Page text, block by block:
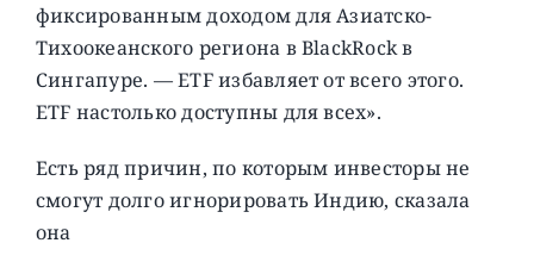
фиксированным доходом для Азиатско-
Тихоокеанского региона в BlackRock в
Сингапуре. — ETF избавляет от всего этого.
ETF настолько доступны для всех».
Есть ряд причин, по которым инвесторы не
смогут долго игнорировать Индию, сказала
она